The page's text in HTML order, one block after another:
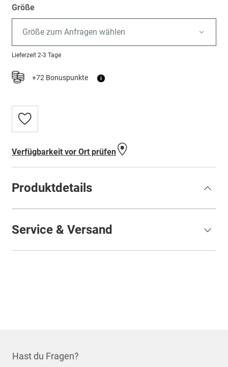
Größe
Größe zum Anfragen wählen
Lieferzeit 2-3 Tage
+72 Bonuspunkte i
Zur
Wunschliste
Verfügbarkeit vor Ort prüfen
Produktdetails
Service & Versand
Hast du Fragen?